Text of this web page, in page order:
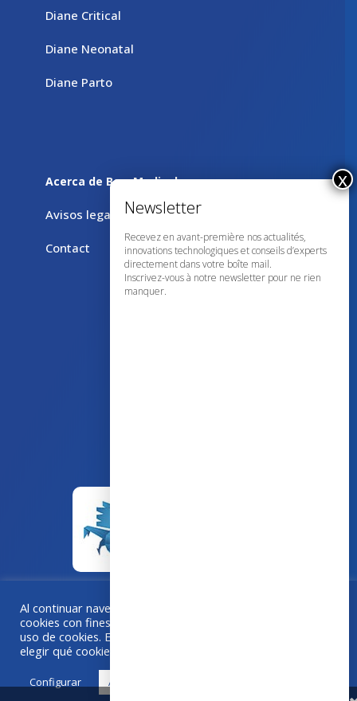
Diane Critical
Diane Neonatal
Diane Parto
Acerca de Bow Medical
Avisos legales
Contact
Una colaboración
Al continuar navegando en este sitio, acepta el uso de
cookies con fines estadísticos. Si "Aceptar todo", acepta el
uso de cookies. En caso contrario, utilice "Configurar" para
elegir qué cookies acepta.
Configurar Acepta todo
Recevez en avant-première nos actualités,
innovations technologiques et conseils d’experts
directement dans votre boîte mail.
Inscrivez-vous à notre newsletter pour ne rien
manquer.